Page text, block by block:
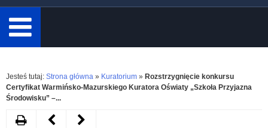
minimum
3
znaki.
Rozwiń
Jesteś tutaj: Strona główna » Kuratorium » Rozstrzygnięcie konkursu
Certyfikat Warmińsko-Mazurskiego Kuratora Oświaty „Szkoła Przyjazna
Środowisku” –...
DrukujNastępnyPoprzedni